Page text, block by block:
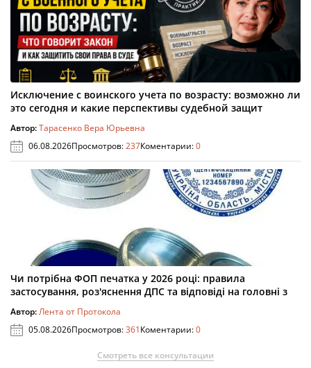
Исключение с воинского учета по возрасту: возможно ли
это сегодня и какие перспективы судебной защит
Автор:Тарасенко Вера Юрьевна
06.08.2026Просмотров:237Коментарии:0
Чи потрібна ФОП печатка у 2026 році: правила
застосування, роз'яснення ДПС та відповіді на головні з
Автор:Лента от Протокола
05.08.2026Просмотров:361Коментарии:0
Смотреть все консультации